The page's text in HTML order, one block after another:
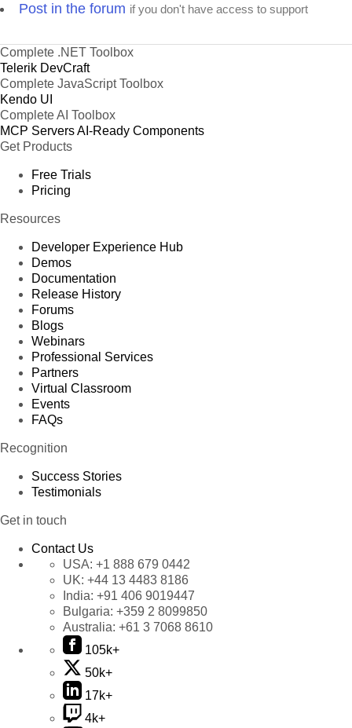
Post in the forum if you don't have access to support
Complete .NET Toolbox
Telerik DevCraft
Complete JavaScript Toolbox
Kendo UI
Complete AI Toolbox
MCP ServersAI-Ready Components
Get Products
Free Trials
Pricing
Resources
Developer Experience Hub
Demos
Documentation
Release History
Forums
Blogs
Webinars
Professional Services
Partners
Virtual Classroom
Events
FAQs
Recognition
Success Stories
Testimonials
Get in touch
Contact Us
USA: +1 888 679 0442
UK: +44 13 4483 8186
India: +91 406 9019447
Bulgaria: +359 2 8099850
Australia: +61 3 7068 8610
105k+
50k+
17k+
4k+